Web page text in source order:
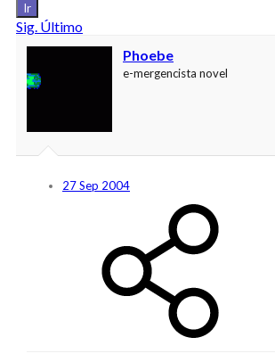
Ir
Sig. Último
Phoebe
e-mergencista novel
27 Sep 2004